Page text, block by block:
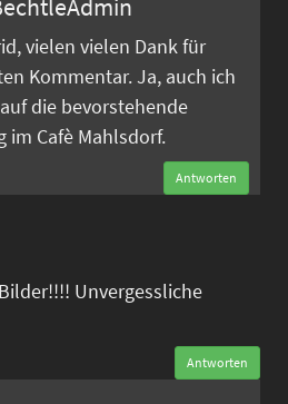
vielen vielen Dank für
Kommentar. Ja, auch ich
die bevorstehende
im Cafè Mahlsdorf.
Antworten
Unvergessliche
Antworten